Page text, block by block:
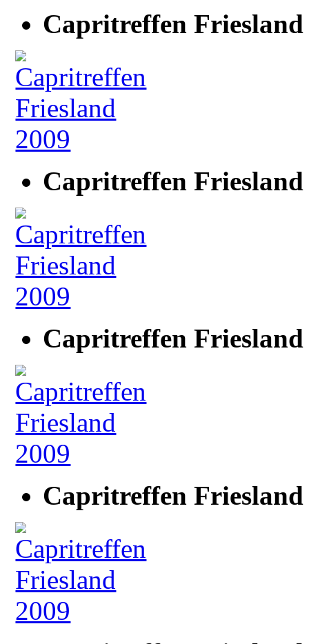
Capritreffen Friesland
Capritreffen Friesland
Capritreffen Friesland
Capritreffen Friesland